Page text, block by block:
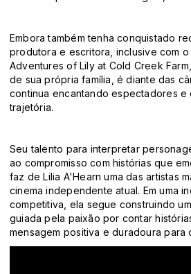
Embora também tenha conquistado
produtora e escritora, inclusive com
Adventures of Lily at Cold Creek
de sua própria família, é diante das
continua encantando espectadores e
trajetória.
Seu talento para interpretar
ao compromisso com histórias que
faz de Lilia A'Hearn uma das artistas
cinema independente atual. Em uma
competitiva, ela segue construindo
guiada pela paixão por contar
mensagem positiva e duradoura para